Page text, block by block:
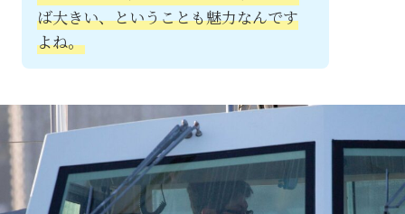
ば大きい、ということも魅力なんです
よね。